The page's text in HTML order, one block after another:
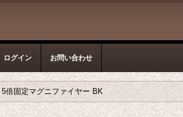
ログイン お問い合わせ
5倍固定マグニファイヤー BK